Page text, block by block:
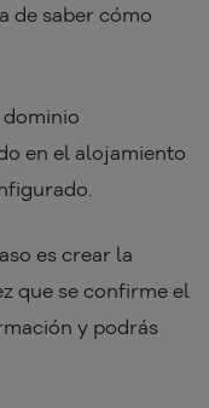
de saber cómo
en el alojamiento
es crear la
que se confirme el
y podrás